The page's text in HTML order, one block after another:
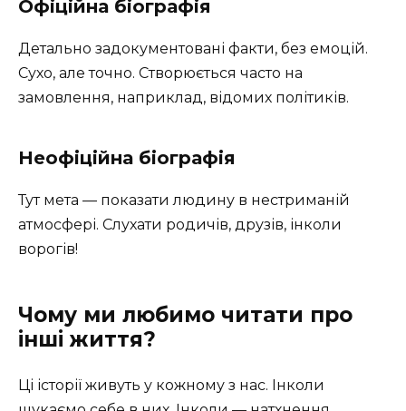
Офіційна біографія
Детально задокументовані факти, без емоцій.
Сухо, але точно. Створюється часто на
замовлення, наприклад, відомих політиків.
Неофіційна біографія
Тут мета — показати людину в нестриманій
атмосфері. Слухати родичів, друзів, інколи
ворогів!
Чому ми любимо читати про
інші життя?
Ці історії живуть у кожному з нас. Інколи